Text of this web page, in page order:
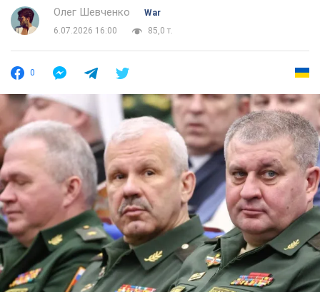
Олег Шевченко
War
6.07.2026 16:00
85,0 т.
0